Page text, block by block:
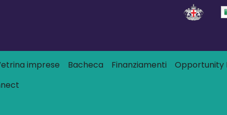
Salta al contenuto principale
principale
imprese Bacheca Finanziamenti Opportunity